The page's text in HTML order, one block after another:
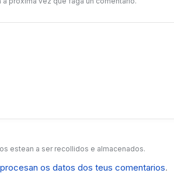
estean a ser recollidos e almacenados.
os datos dos teus comentarios.